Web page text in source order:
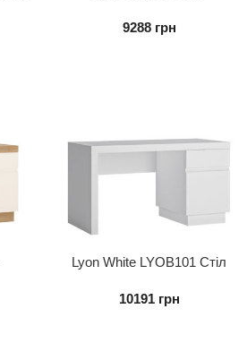
9288 грн
Lyon White LYOB101 Стіл
10191 грн